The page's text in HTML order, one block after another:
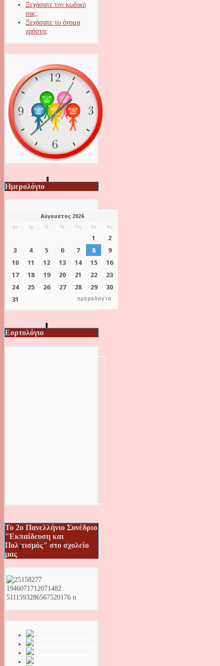
Ξεχάσατε τον κωδικό
σας;
Ξεχάσατε το όνομα
χρήστη;
Ημερολόγιο
ημερολογιο
Εορτολόγιο
Το 2ο Πανελλήνιο Συνέδριο
"Εκπαίδευση και
Πολιτισμός" στο σχολείο
μας